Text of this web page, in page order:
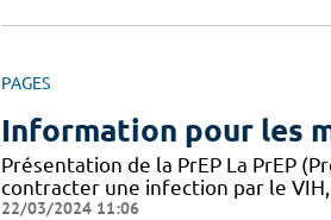
PAGES
Information pour les
Présentation de la PrEP La PrEP
contracter une infection par le
22/03/2024 11:06